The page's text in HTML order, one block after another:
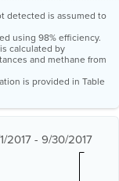
detected is assumed to
using 98% efficiency.
calculated by
and methane from
is provided in Table
2017 - 9/30/2017